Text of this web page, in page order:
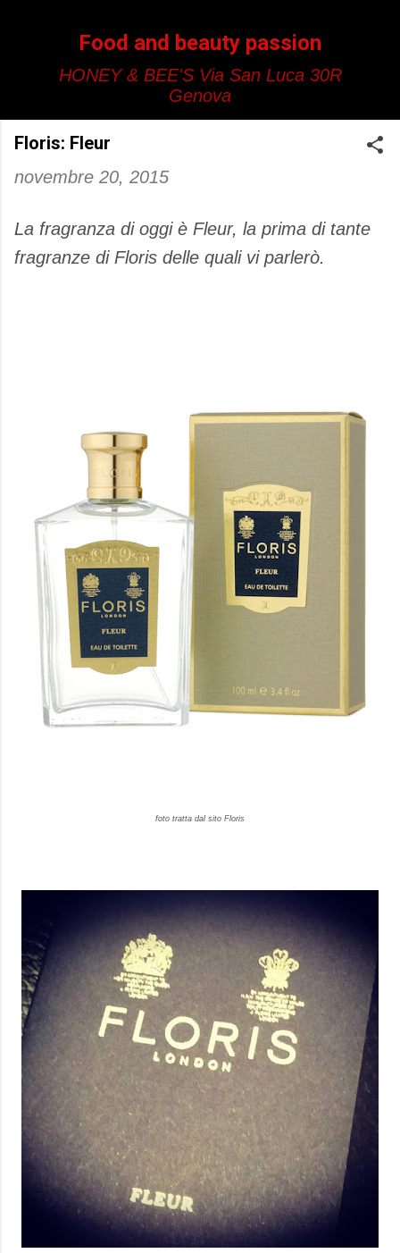
Food and beauty passion
HONEY & BEE'S Via San Luca 30R
Genova
Floris: Fleur
novembre 20, 2015
La fragranza di oggi è Fleur, la prima di tante
fragranze di Floris delle quali vi parlerò.
foto tratta dal sito Floris